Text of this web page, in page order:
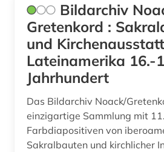
französisch (1)
frauenliteratur (1)
gabriel (1)
garcía márquez (1)
gerichtsbarkeit (1)
Bildarchiv
Gretenkord :
und
Lateinamerika 16.-
Jahrhundert
Das Bildarchiv Noack/
einzigartige Sammlung mit
Farbdiapositiven von
Sakralbauten und kirchlicher